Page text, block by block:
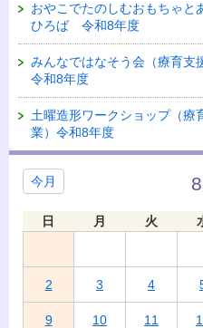
おやこでたのしむおもちゃと
ひろば 令和8年度
みんなではなそう会（療育支
令和8年度
土曜造形ワークショップ（療
業）令和8年度
今月 8
日 月 火
2 3 4
9 10 11